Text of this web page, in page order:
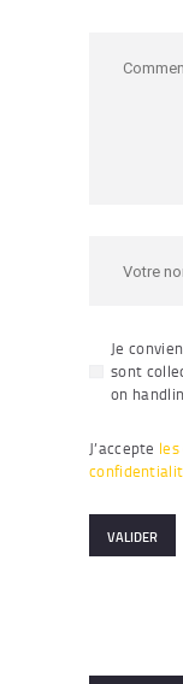
Je
sont
on
J’accepte